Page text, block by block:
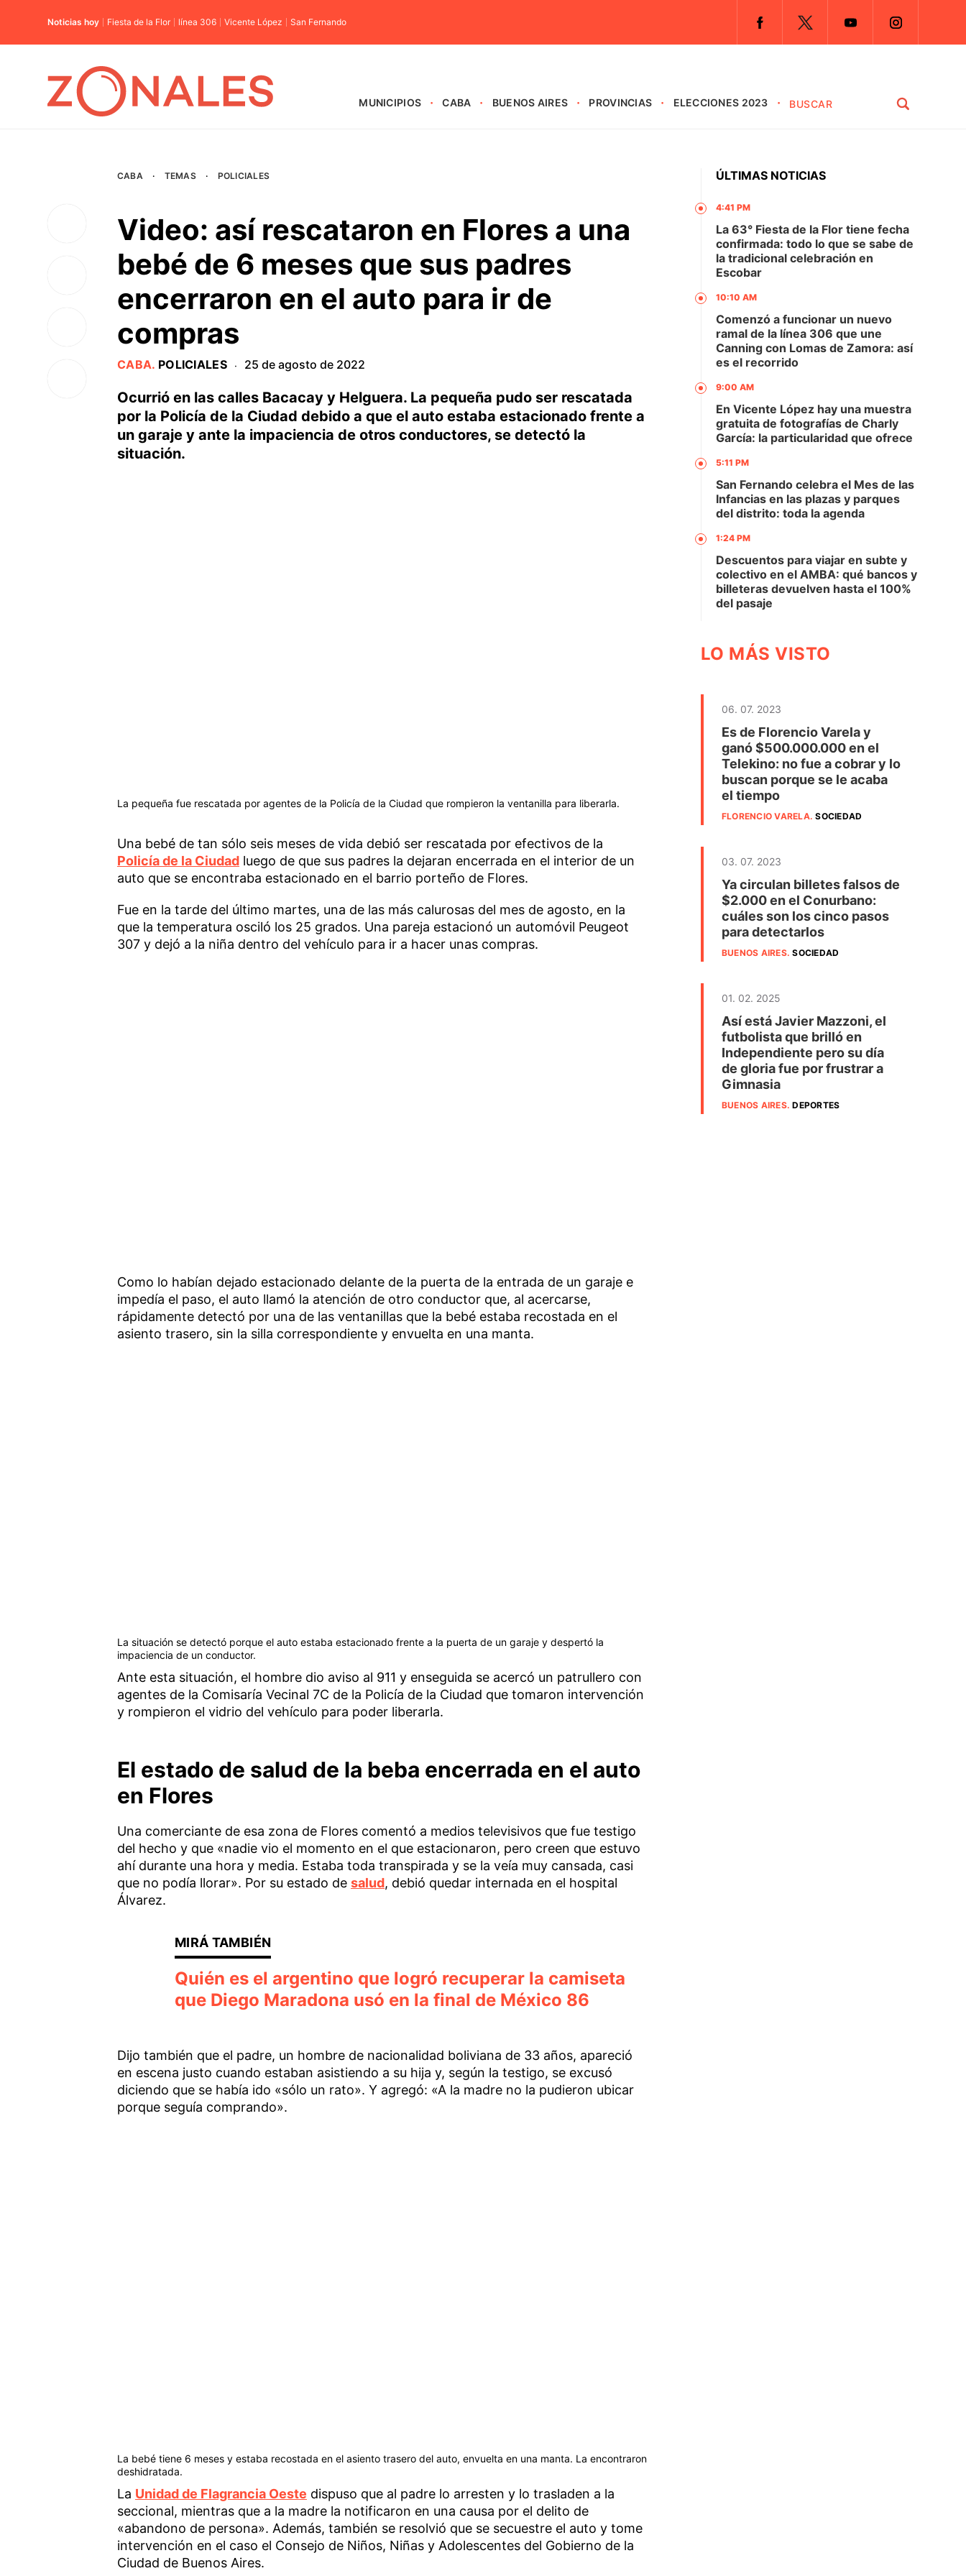
Noticias hoy Fiesta de la Flor línea 306 Vicente López San Fernando
MUNICIPIOS CABA BUENOS AIRES PROVINCIAS ELECCIONES 2023
CABA · TEMAS · POLICIALES
Video: así rescataron en Flores a una
bebé de 6 meses que sus padres
encerraron en el auto para ir de
compras
CABA. POLICIALES · 25 de agosto de 2022
Ocurrió en las calles Bacacay y Helguera. La pequeña pudo ser rescatada
por la Policía de la Ciudad debido a que el auto estaba estacionado frente a
un garaje y ante la impaciencia de otros conductores, se detectó la
situación.
La pequeña fue rescatada por agentes de la Policía de la Ciudad que rompieron la ventanilla para liberarla.
Una bebé de tan sólo seis meses de vida debió ser rescatada por efectivos de la
Policía de la Ciudadluego de que sus padres la dejaran encerrada en el interior de un
auto que se encontraba estacionado en el barrio porteño de Flores.
Fue en la tarde del último martes, una de las más calurosas del mes de agosto, en la
que la temperatura osciló los 25 grados. Una pareja estacionó un automóvil Peugeot
307 y dejó a la niña dentro del vehículo para ir a hacer unas compras.
Como lo habían dejado estacionado delante de la puerta de la entrada de un garaje e
impedía el paso, el auto llamó la atención de otro conductor que, al acercarse,
rápidamente detectó por una de las ventanillas que la bebé estaba recostada en el
asiento trasero, sin la silla correspondiente y envuelta en una manta.
La situación se detectó porque el auto estaba estacionado frente a la puerta de un garaje y despertó la
impaciencia de un conductor.
Ante esta situación, el hombre dio aviso al 911 y enseguida se acercó un patrullero con
agentes de la Comisaría Vecinal 7C de la Policía de la Ciudad que tomaron intervención
y rompieron el vidrio del vehículo para poder liberarla.
El estado de salud de la beba encerrada en el auto
en Flores
Una comerciante de esa zona de Flores comentó a medios televisivos que fue testigo
del hecho y que «nadie vio el momento en el que estacionaron, pero creen que estuvo
ahí durante una hora y media. Estaba toda transpirada y se la veía muy cansada, casi
que no podía llorar». Por su estado de salud, debió quedar internada en el hospital
Álvarez.
Quién es el argentino que logró recuperar la camiseta
que Diego Maradona usó en la final de México 86
Dijo también que el padre, un hombre de nacionalidad boliviana de 33 años, apareció
en escena justo cuando estaban asistiendo a su hija y, según la testigo, se excusó
diciendo que se había ido «sólo un rato». Y agregó: «A la madre no la pudieron ubicar
porque seguía comprando».
La bebé tiene 6 meses y estaba recostada en el asiento trasero del auto, envuelta en una manta. La encontraron
deshidratada.
La Unidad de Flagrancia Oeste dispuso que al padre lo arresten y lo trasladen a la
seccional, mientras que a la madre la notificaron en una causa por el delito de
«abandono de persona». Además, también se resolvió que se secuestre el auto y tome
intervención en el caso el Consejo de Niños, Niñas y Adolescentes del Gobierno de la
Ciudad de Buenos Aires.
ÚLTIMAS NOTICIAS
4:41 PM
La 63° Fiesta de la Flor tiene fecha
confirmada: todo lo que se sabe de
la tradicional celebración en
Escobar
10:10 AM
Comenzó a funcionar un nuevo
ramal de la línea 306 que une
Canning con Lomas de Zamora: así
es el recorrido
9:00 AM
En Vicente López hay una muestra
gratuita de fotografías de Charly
García: la particularidad que ofrece
5:11 PM
San Fernando celebra el Mes de las
Infancias en las plazas y parques
del distrito: toda la agenda
1:24 PM
Descuentos para viajar en subte y
colectivo en el AMBA: qué bancos y
billeteras devuelven hasta el 100%
del pasaje
LO MÁS VISTO
06. 07. 2023
Es de Florencio Varela y
ganó $500.000.000 en el
Telekino: no fue a cobrar y lo
buscan porque se le acaba
el tiempo
FLORENCIO VARELA.SOCIEDAD
03. 07. 2023
Ya circulan billetes falsos de
$2.000 en el Conurbano:
cuáles son los cinco pasos
para detectarlos
BUENOS AIRES.SOCIEDAD
01. 02. 2025
Así está Javier Mazzoni, el
futbolista que brilló en
Independiente pero su día
de gloria fue por frustrar a
Gimnasia
BUENOS AIRES.DEPORTES